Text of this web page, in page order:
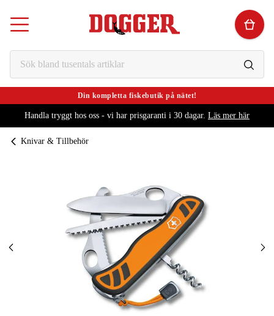
Din kompletta fiskebutik på nätet!
Handla tryggt hos oss - vi har prisgaranti i 30 dagar. Läs mer här
Knivar & Tillbehör